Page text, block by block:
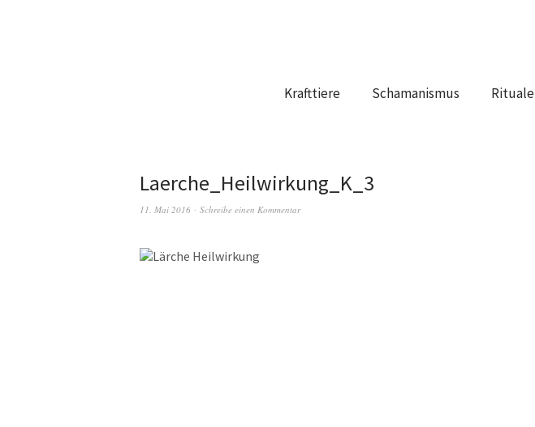
Krafttiere Schamanismus Rituale
Laerche_Heilwirkung_K_3
11. Mai 2016 Schreibe einen Kommentar